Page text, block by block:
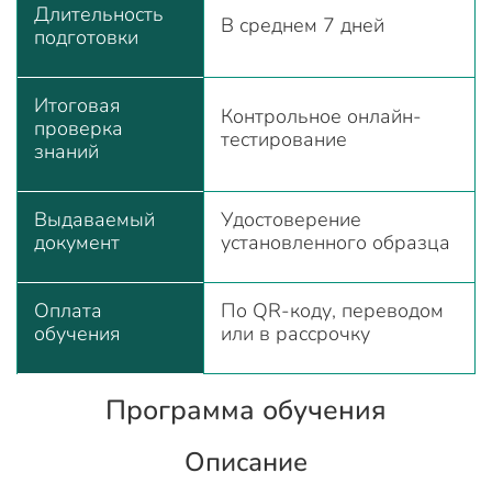
Длительность
подготовки
В среднем 7 дней
Итоговая
проверка
знаний
Контрольное онлайн-
тестирование
Выдаваемый
документ
Удостоверение
установленного образца
Оплата
обучения
По QR-коду, переводом
или в рассрочку
Программа обучения
Описание